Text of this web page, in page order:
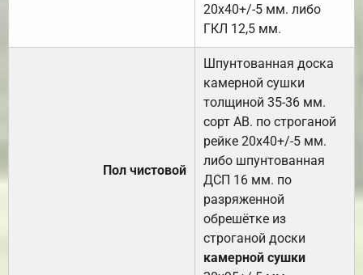
20х40+/-5 мм. либо
ГКЛ 12,5 мм.
Пол чистовой
Шпунтованная доска
камерной сушки
толщиной 35-36 мм.
сорт АВ. по строганой
рейке 20х40+/-5 мм.
либо шпунтованная
ДСП 16 мм. по
разряженной
обрешётке из
строганой доски
камерной сушки